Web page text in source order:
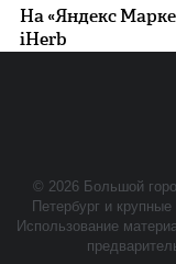
На «Яндекс
iHerb
© 2026 Большой
Петербург и
Использование